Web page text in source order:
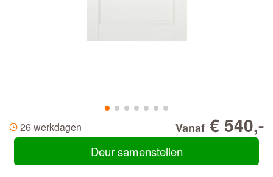
26 werkdagen Vanaf € 540,-
Deur samenstellen